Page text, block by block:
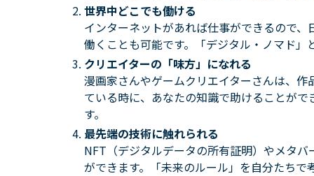
世界中どこでも働ける
インターネットがあれば仕事ができるので
働くことも可能です。「デジタル・ノマド
クリエイターの「味方」になれる
漫画家さんやゲームクリエイターさんは、
ている時に、あなたの知識で助けることが
す。
最先端の技術に触れられる
NFT（デジタルデータの所有証明）やメタ
ができます。「未来のルール」を自分たちで